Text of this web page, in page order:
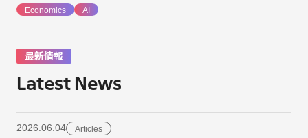
Economics
AI
最新情報
Latest News
2026.06.04 Articles